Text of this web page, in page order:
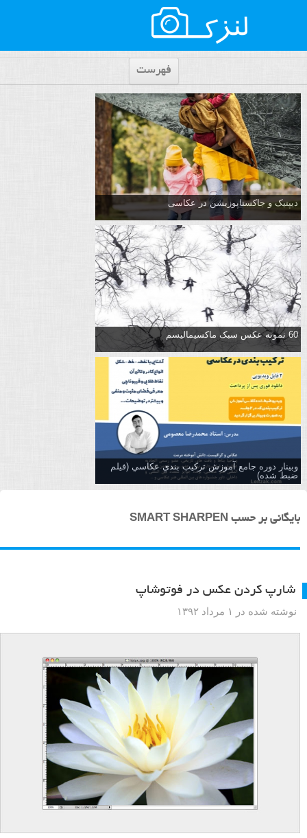
فهرست
دیپتیک و جاکستا‌پوزیشن در عکاسی
60 نمونه عکس سبک ماکسیمالیسم
وبینار دوره جامع آموزش تركيب بندي عكاسي (فیلم
ضبط شده)
بایگانی بر حسب SMART SHARPEN
شارپ کردن عکس در فوتوشاپ
نوشته شده در ۱ مرداد ۱۳۹۲